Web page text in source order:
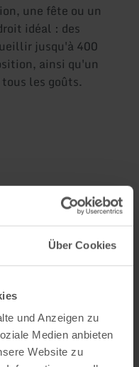
Über Cookies
und Anzeigen zu
Medien anbieten
Website zu
une fête ou un
idéal : des
jusqu'à 400
ainsi qu'un
les goûts.